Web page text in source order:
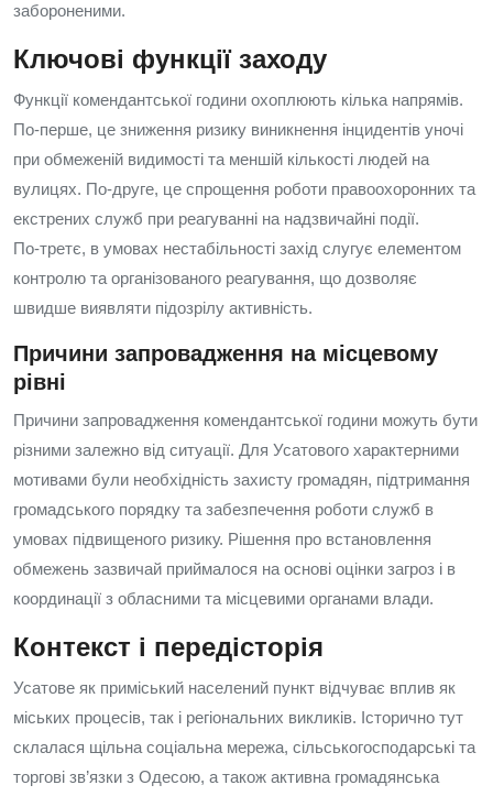
забороненими.
Ключові функції заходу
Функції комендантської години охоплюють кілька напрямів.
По‑перше, це зниження ризику виникнення інцидентів уночі
при обмеженій видимості та меншій кількості людей на
вулицях. По‑друге, це спрощення роботи правоохоронних та
екстрених служб при реагуванні на надзвичайні події.
По‑третє, в умовах нестабільності захід слугує елементом
контролю та організованого реагування, що дозволяє
швидше виявляти підозрілу активність.
Причини запровадження на місцевому
рівні
Причини запровадження комендантської години можуть бути
різними залежно від ситуації. Для Усатового характерними
мотивами були необхідність захисту громадян, підтримання
громадського порядку та забезпечення роботи служб в
умовах підвищеного ризику. Рішення про встановлення
обмежень зазвичай приймалося на основі оцінки загроз і в
координації з обласними та місцевими органами влади.
Контекст і передісторія
Усатове як приміський населений пункт відчуває вплив як
міських процесів, так і регіональних викликів. Історично тут
склалася щільна соціальна мережа, сільськогосподарські та
торгові зв’язки з Одесою, а також активна громадянська